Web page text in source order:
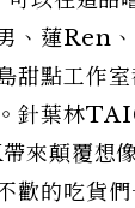
、蓮Ren
甜點工作
針葉林
來顛覆想
歡的吃貨們